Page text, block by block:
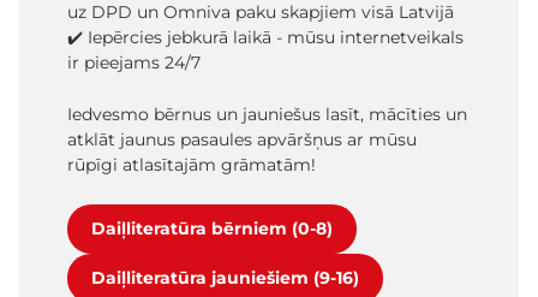
uz DPD un Omniva paku skapjiem visā Latvijā
✔️ Iepērcies jebkurā laikā - mūsu internetveikals
ir pieejams 24/7
Iedvesmo bērnus un jauniešus lasīt, mācīties un
atklāt jaunus pasaules apvāršņus ar mūsu
rūpīgi atlasītajām grāmatām!
Daiļliteratūra bērniem (0-8)
Daiļliteratūra jauniešiem (9-16)